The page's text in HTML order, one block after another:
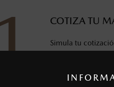
COTIZA TU
Simula tu